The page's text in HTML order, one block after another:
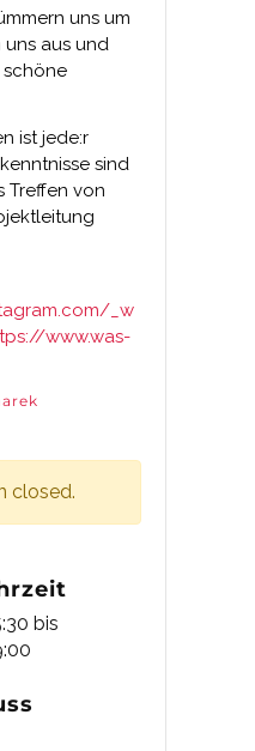
uns um
uns aus und
ist jede:r
sind
Treffen von
_w
www.was-
closed.
bis